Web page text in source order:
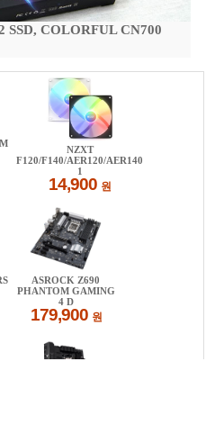
SSD, COLORFUL CN700